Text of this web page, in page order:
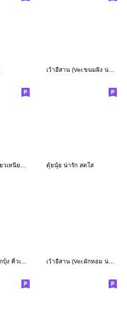
เว้าอีสาน (Ver.ขนมผิง น่ารัก)
โมจิ❤โซกรีน เขียวเหนี่ยวทรัพย์ 06 ตุ้ยนุ้ย น่ารัก สดใส
เว้าอีสาน (Ver.ผักหอม น่ารัก)